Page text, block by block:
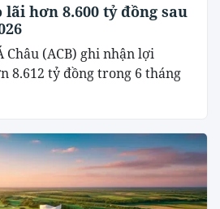
hơn 8.600 tỷ đồng sau
Châu (ACB) ghi nhận lợi
8.612 tỷ đồng trong 6 tháng